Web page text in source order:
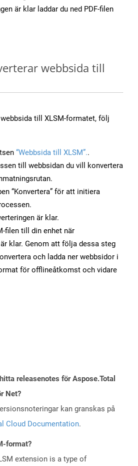
är klar laddar du ned PDF-filen
webbsida till
till XLSM-formatet, följ
“Webbsida till XLSM”..
till webbsidan du vill konvertera
“Konvertera” för att initiera
är klar.
filen till din enhet när
klar. Genom att följa dessa steg
och ladda ner webbsidor i
för offlineåtkomst och vidare
releasenotes för Aspose.Total
Net?
kan granskas på
Cloud Documentation.
format?
extension is a type of